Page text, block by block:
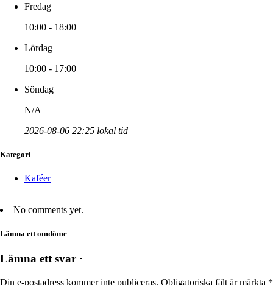
Fredag
10:00 - 18:00
Lördag
10:00 - 17:00
Söndag
N/A
2026-08-06 22:25 lokal tid
Kategori
Kaféer
No comments yet.
Lämna ett omdöme
Lämna ett svar ·
Din e-postadress kommer inte publiceras. Obligatoriska fält är märkta *